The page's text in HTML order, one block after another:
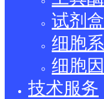
试剂盒
细胞系
细胞
技术服务